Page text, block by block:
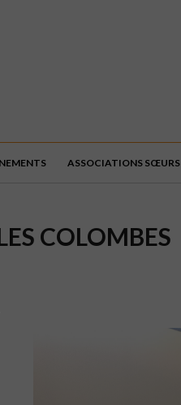
ASSOCIATIONS SŒURS
COLOMBES